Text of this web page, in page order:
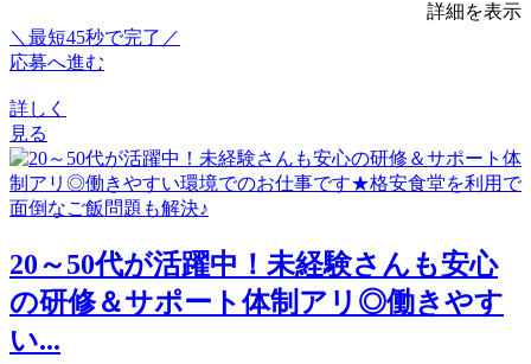
詳細を表示
＼最短45秒で完了／
応募へ進む
詳しく
見る
20～50代が活躍中！未経験さんも安心
の研修＆サポート体制アリ◎働きやす
い...